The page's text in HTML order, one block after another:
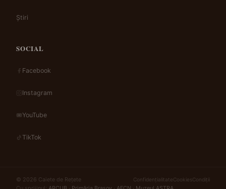
Știri
SOCIAL
Facebook
Instagram
YouTube
TikTok
© 2026 Caiete de Rețete ConfidențialitateCookiesCondiții